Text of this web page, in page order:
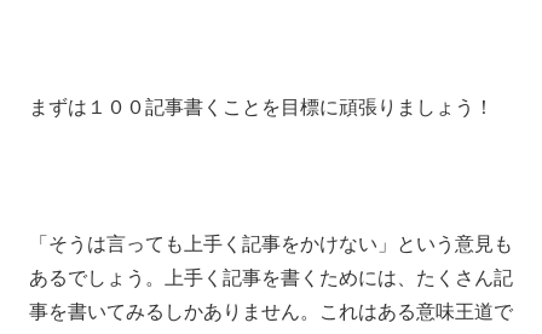
まずは１００記事書くことを目標に頑張りましょう！
「そうは言っても上手く記事をかけない」という意見も
あるでしょう。上手く記事を書くためには、たくさん記
事を書いてみるしかありません。これはある意味王道で